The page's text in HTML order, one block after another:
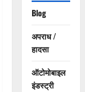
Blog
अपराध /
हादसा
ऑटोमोबाइल
इंडस्ट्री